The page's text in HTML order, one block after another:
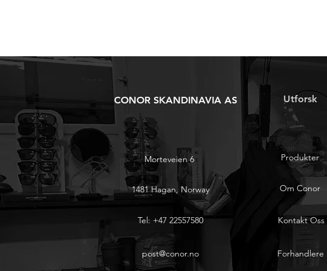
CONOR SKANDINAVIA AS Utforsk
Morteveien 6
1481 Hagan, Norway
Tel: +47 22557580
post@conor.no
Produkter
Om Conor
Kontakt Oss
Forhandlere